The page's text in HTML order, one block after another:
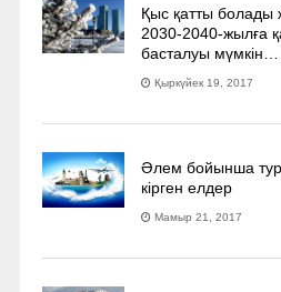
Қыс қатты болады
2030-2040­-жылға
басталуы мүмкін…
Қыркүйек 19, 2017
Әлем бойынша
кірген елдер
Мамыр 21, 2017